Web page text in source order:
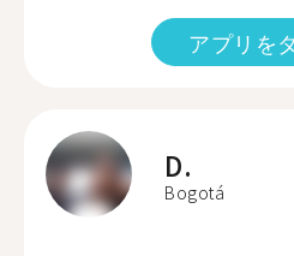
アプリを
D.
Bogotá